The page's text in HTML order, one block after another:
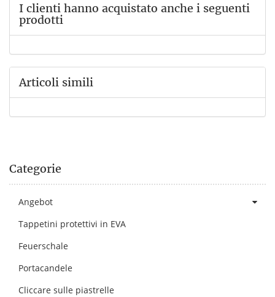
I clienti hanno acquistato anche i seguenti
prodotti
Articoli simili
Categorie
Angebot
Tappetini protettivi in EVA
Feuerschale
Portacandele
Cliccare sulle piastrelle